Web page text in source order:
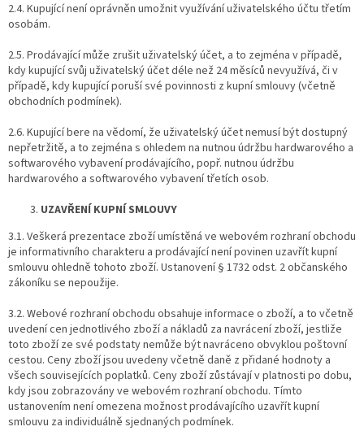
2.4. Kupující není oprávněn umožnit využívání uživatelského účtu třetím
osobám.
2.5. Prodávající může zrušit uživatelský účet, a to zejména v případě,
kdy kupující svůj uživatelský účet déle než 24 měsíců nevyužívá, či v
případě, kdy kupující poruší své povinnosti z kupní smlouvy (včetně
obchodních podmínek).
2.6. Kupující bere na vědomí, že uživatelský účet nemusí být dostupný
nepřetržitě, a to zejména s ohledem na nutnou údržbu hardwarového a
softwarového vybavení prodávajícího, popř. nutnou údržbu
hardwarového a softwarového vybavení třetích osob.
UZAVŘENÍ KUPNÍ SMLOUVY
3.1. Veškerá prezentace zboží umístěná ve webovém rozhraní obchodu
je informativního charakteru a prodávající není povinen uzavřít kupní
smlouvu ohledně tohoto zboží. Ustanovení § 1732 odst. 2 občanského
zákoníku se nepoužije.
3.2. Webové rozhraní obchodu obsahuje informace o zboží, a to včetně
uvedení cen jednotlivého zboží a nákladů za navrácení zboží, jestliže
toto zboží ze své podstaty nemůže být navráceno obvyklou poštovní
cestou. Ceny zboží jsou uvedeny včetně daně z přidané hodnoty a
všech souvisejících poplatků. Ceny zboží zůstávají v platnosti po dobu,
kdy jsou zobrazovány ve webovém rozhraní obchodu. Tímto
ustanovením není omezena možnost prodávajícího uzavřít kupní
smlouvu za individuálně sjednaných podmínek.